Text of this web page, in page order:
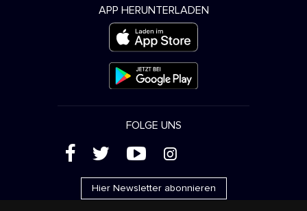
APP HERUNTERLADEN
FOLGE UNS
( ' + &
Hier Newsletter abonnieren